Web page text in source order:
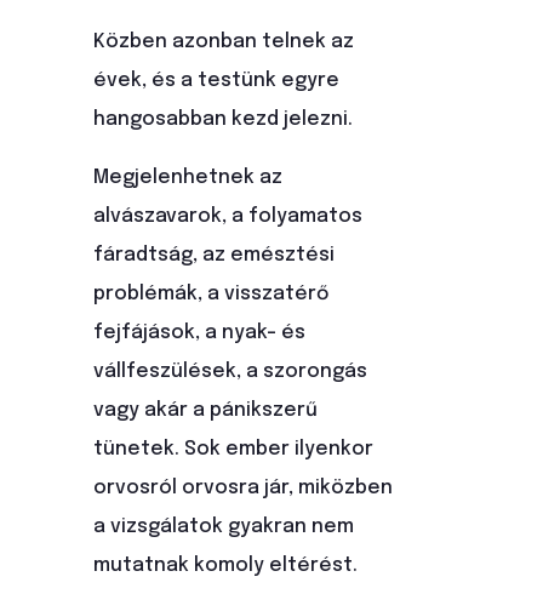
Közben azonban telnek az
évek, és a testünk egyre
hangosabban kezd jelezni.
Megjelenhetnek az
alvászavarok, a folyamatos
fáradtság, az emésztési
problémák, a visszatérő
fejfájások, a nyak- és
vállfeszülések, a szorongás
vagy akár a pánikszerű
tünetek. Sok ember ilyenkor
orvosról orvosra jár, miközben
a vizsgálatok gyakran nem
mutatnak komoly eltérést.